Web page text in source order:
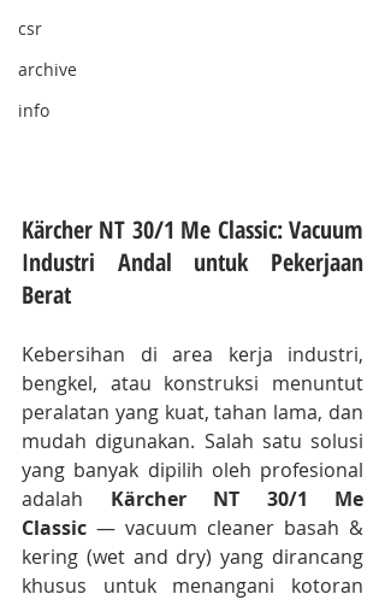
csr
archive
info
Kärcher NT 30/1 Me Classic: Vacuum
Industri Andal untuk Pekerjaan
Berat
Kebersihan di area kerja industri,
bengkel, atau konstruksi menuntut
peralatan yang kuat, tahan lama, dan
mudah digunakan. Salah satu solusi
yang banyak dipilih oleh profesional
adalah Kärcher NT 30/1 Me
Classic — vacuum cleaner basah &
kering (wet and dry) yang dirancang
khusus untuk menangani kotoran